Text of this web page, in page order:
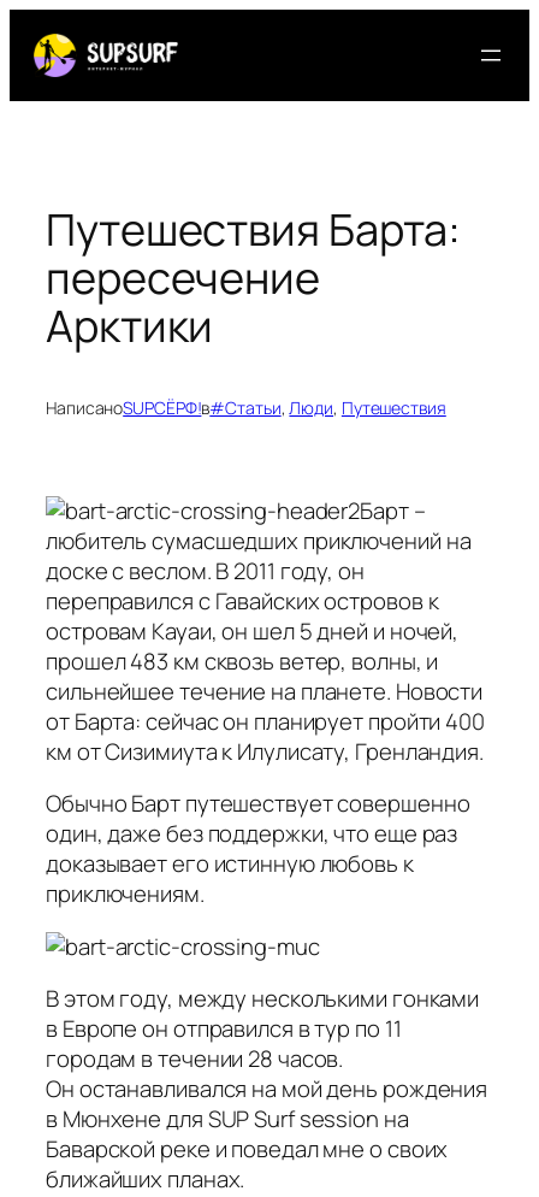
содержимому
Путешествия Барта:
пересечение
Арктики
НаписаноSUPСЁРФ!в#Статьи, Люди, Путешествия
Барт –
любитель сумасшедших приключений на
доске с веслом. В 2011 году, он
переправился с Гавайских островов к
островам Кауаи, он шел 5 дней и ночей,
прошел 483 км сквозь ветер, волны, и
сильнейшее течение на планете. Новости
от Барта: сейчас он планирует пройти 400
км от Сизимиута к Илулисату, Гренландия.
Обычно Барт путешествует совершенно
один, даже без поддержки, что еще раз
доказывает его истинную любовь к
приключениям.
В этом году, между несколькими гонками
в Европе он отправился в тур по 11
городам в течении 28 часов.
Он останавливался на мой день рождения
в Мюнхене для SUP Surf session на
Баварской реке и поведал мне о своих
ближайших планах.